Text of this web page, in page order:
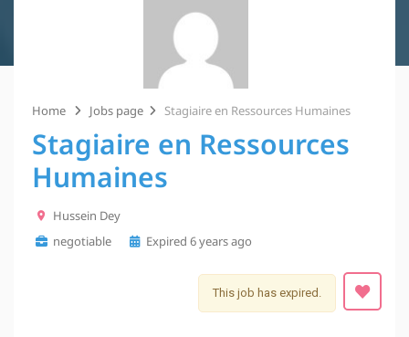
Home Jobs page Stagiaire en Ressources Humaines
Stagiaire en Ressources
Humaines
Hussein Dey
negotiable
Expired 6 years ago
This job has expired.